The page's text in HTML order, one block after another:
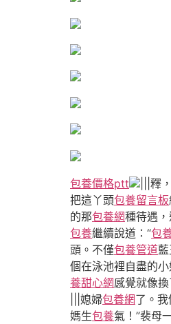
包養價格ptt |||釋
把這丫頭包養留言板
的那包養網種待遇
包養繼續說道：“包
頭。不僅包養管道
個在泳池裡自盡的
養甜心網感覺就像
|||媳婦包養網了。我
媽生包養氣！”裴母